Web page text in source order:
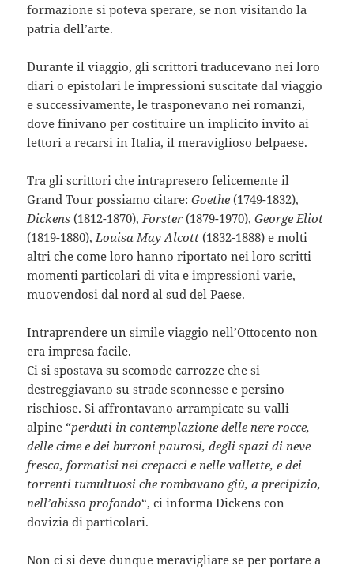
formazione si poteva sperare, se non visitando la
patria dell’arte.
Durante il viaggio, gli scrittori traducevano nei loro
diari o epistolari le impressioni suscitate dal viaggio
e successivamente, le trasponevano nei romanzi,
dove finivano per costituire un implicito invito ai
lettori a recarsi in Italia, il meraviglioso belpaese.
Tra gli scrittori che intrapresero felicemente il
Grand Tour possiamo citare:Goethe (1749-1832),
Dickens (1812-1870), Forster (1879-1970),George Eliot
(1819-1880), Louisa May Alcott (1832-1888) e molti
altri che come loro hanno riportato nei loro scritti
momenti particolari di vita e impressioni varie,
muovendosi dal nord al sud del Paese.
Intraprendere un simile viaggio nell’Ottocento non
era impresa facile.
Ci si spostava su scomode carrozze che si
destreggiavano su strade sconnesse e persino
rischiose. Si affrontavano arrampicate su valli
alpine “perduti in contemplazione delle nere rocce,
delle cime e dei burroni paurosi, degli spazi di neve
fresca, formatisi nei crepacci e nelle vallette, e dei
torrenti tumultuosi che rombavano giù, a precipizio,
nell’abisso profondo“, ci informa Dickens con
dovizia di particolari.
Non ci si deve dunque meravigliare se per portare a